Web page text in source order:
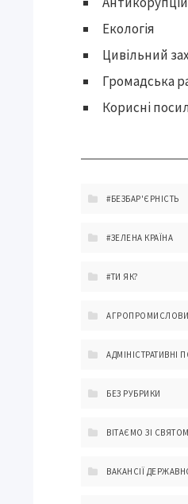
Екологія
Цивільний
Громадська
Корисні
#БЕЗБАР'ЄРНІСТЬ
#ЗЕЛЕНА КРАЇНА
#ТИ ЯК?
АДМІНІСТРАТИВНІ
БЕЗ РУБРИКИ
ВІТАЄМО ЗІ СВЯТОМ
ВАКАНСІЇ